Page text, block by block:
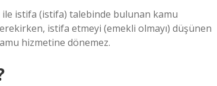
ile istifa (istifa) talebinde bulunan kamu
istifa etmeyi (emekli olmayı) düşünen
hizmetine dönemez.